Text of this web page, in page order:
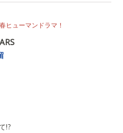
ヒューマンドラマ！
!?